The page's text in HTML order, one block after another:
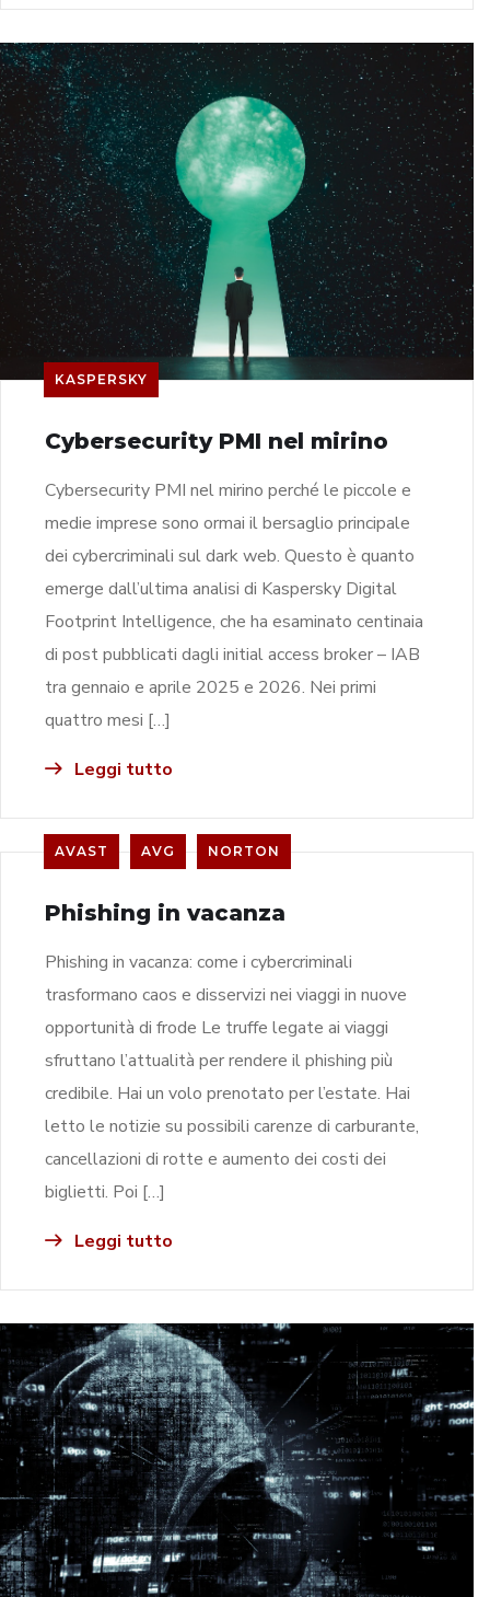
KASPERSKY
Cybersecurity PMI nel mirino
Cybersecurity PMI nel mirino perché le piccole e
medie imprese sono ormai il bersaglio principale
dei cybercriminali sul dark web. Questo è quanto
emerge dall’ultima analisi di Kaspersky Digital
Footprint Intelligence, che ha esaminato centinaia
di post pubblicati dagli initial access broker – IAB
tra gennaio e aprile 2025 e 2026. Nei primi
quattro mesi […]
Leggi tutto
AVAST AVG NORTON
Phishing in vacanza
Phishing in vacanza: come i cybercriminali
trasformano caos e disservizi nei viaggi in nuove
opportunità di frode Le truffe legate ai viaggi
sfruttano l’attualità per rendere il phishing più
credibile. Hai un volo prenotato per l’estate. Hai
letto le notizie su possibili carenze di carburante,
cancellazioni di rotte e aumento dei costi dei
biglietti. Poi […]
Leggi tutto